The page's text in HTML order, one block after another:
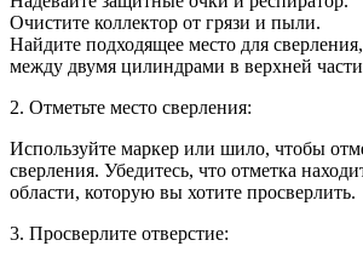
Очистите коллектор от грязи и пыли.
Найдите подходящее место для
между двумя цилиндрами в верхней части
2. Отметьте место сверления:
Используйте маркер или шило, чтобы
сверления. Убедитесь, что отметка
области, которую вы хотите просверлить.
3. Просверлите отверстие: